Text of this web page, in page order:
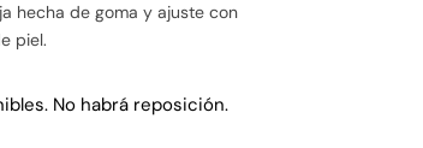
hecha de goma y ajuste con
piel.
No habrá reposición.